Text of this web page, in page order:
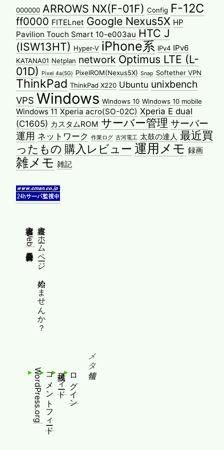
000000 ARROWS NX(F-01F) Config F-12C
ff0000 FITELnet Google Nexus5X HP
Pavilion Touch Smart 10-e003au HTC J
(ISW13HT) Hyper-V iPhone系 IPv4 IPv6
KATANA01 Netplan network Optimus LTE (L-
01D)
Pixel 4a(5G) PixelROM(Nexus5X) Snap Softether VPN
ThinkPad ThinkPad X220 Ubuntu unixbench
VPS Windows Windows 10 Windows 10 mobile
Windows 11 Xperia acro(SO-02C) Xperia E dual
(C1605) カスタムROM サーバー管理 サーバー
運用 ネットワーク 作業ログ 古河電工 太鼓の達人 最近買
ったもの 購入レビュー 運用メモ 録画
雑メモ 雑記
縦書きホームページ、始めませんか？
縦書きWeb普及委員会
メタ情報
ログイン
投稿フィード
コメントフィード
WordPress.org